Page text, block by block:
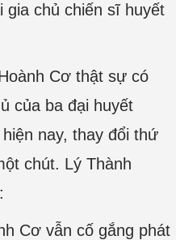
chủ chiến sĩ huyết
Cơ thật sự có
của ba đại huyết
nay, thay đổi thứ
chút. Lý Thành
Cơ vẫn cố gắng phát